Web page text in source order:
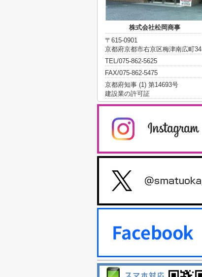
株式会社松岡商事
〒615-0901
京都府京都市右京区梅津南広町34
TEL/075-862-5625
FAX/075-862-5475
京都府知事 (1) 第14693号
建設業の許可証